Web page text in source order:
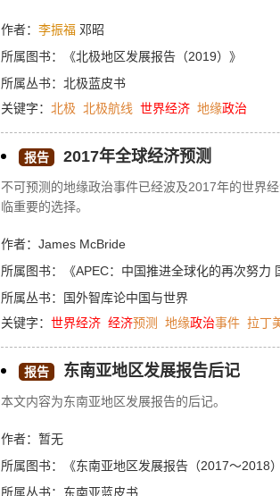
明：①北极航线较传统航线分别缩短了2563海里
家或地区经济联系更加密切。②使北极航线较传统
2024年和2030年货运量将分别达到1.05亿吨和3.7
以液散货和干散货为主。④北极航线将推动国际产
济重心北移，改变现有地缘政治经济格局。
作者： 李振福 邓昭
所属图书：
《北极地区发展报告（2019）》
所属丛书： 北极蓝皮书
关键字： 北极 北极航线 世界经济 地缘政治
报告 2017年全球经济预测
不可预测的地缘政治事件已经波及2017年的世界
临重要的选择。
作者：James McBride
所属图书：
《APEC：中国推进全球化的再次努力
所属丛书：
国外智库论中国与世界
关键字： 世界经济 经济预测 地缘政治事件 拉丁
报告 东南亚地区发展报告后记
本文内容为东南亚地区发展报告的后记。
作者：暂无
所属图书：
《东南亚地区发展报告（2017～2018）
所属丛书： 东南亚蓝皮书